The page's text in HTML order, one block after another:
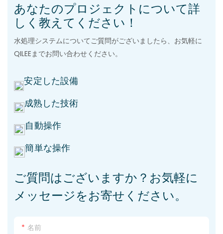
あなたのプロジェクトについて詳
しく教えてください！
水処理システムについてご質問がございましたら、お気軽に
QILEEまでお問い合わせください。
安定した設備
成熟した技術
自動操作
簡単な操作
ご質問はございますか？お気軽に
メッセージをお寄せください。
名前